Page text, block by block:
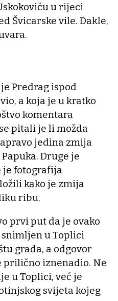
u rijeci
Švicarske vile. Dakle,
je Predrag ispod
a koja je u kratko
komentara
pitali je li možda
jedina zmija
Druge je
je fotografija
kako je zmija
ribu.
prvi put da je ovako
u Toplici
grada, a odgovor
prilično iznenadio. Ne
u Toplici, već je
svijeta kojeg